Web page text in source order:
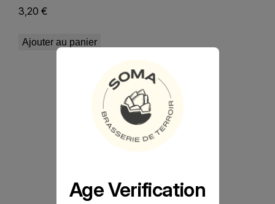
3,20€
Ajouter au panier
Age Verification